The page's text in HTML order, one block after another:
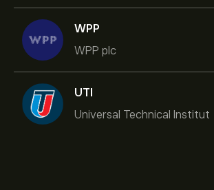
WPP
WPP plc
UTI
Universal Technical Institut